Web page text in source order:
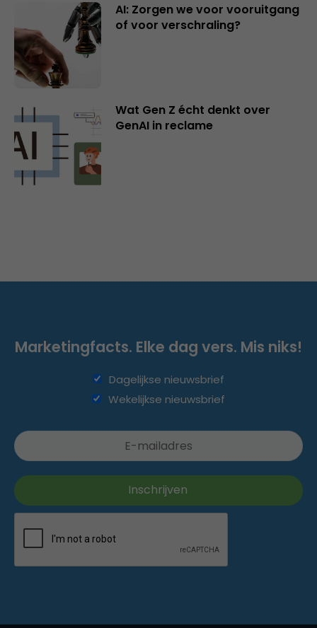
AI: Zorgen we voor vooruitgang
of voor verschraling?
Wat Gen Z écht denkt over
GenAI in reclame
Marketingfacts. Elke dag vers. Mis niks!
Dagelijkse nieuwsbrief
Wekelijkse nieuwsbrief